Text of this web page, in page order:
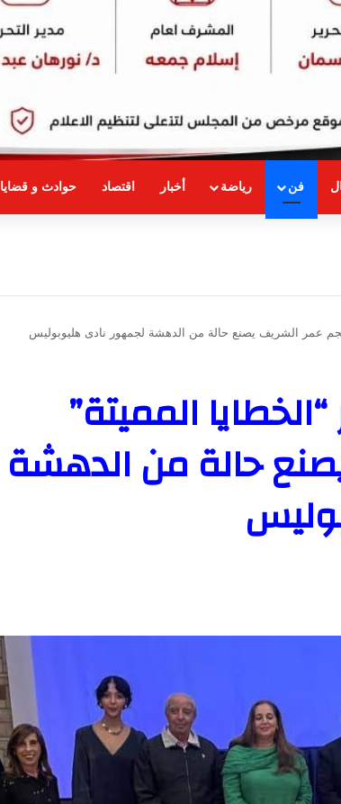
فن رياضة أخبار اقتصاد حوادث و قضايا
للنجم عمر الشريف يصنع حالة من الدهشة لجمهور نادى هليوبوليس
“الخطايا المميتة”
حالة من الدهشة